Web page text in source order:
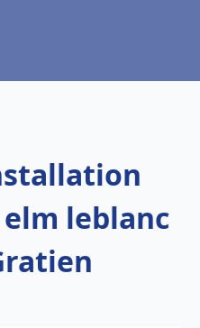
leblanc